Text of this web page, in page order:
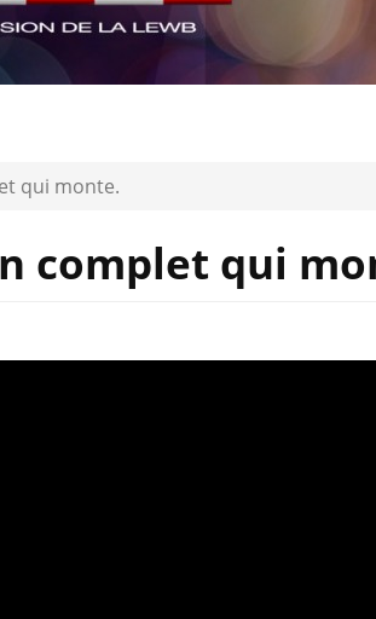
qui monte.
complet qui